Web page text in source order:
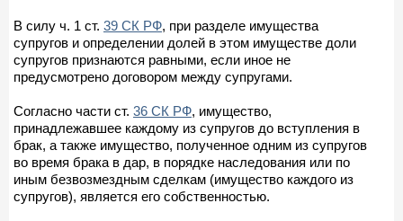
В силу ч. 1 ст. 39 СК РФ, при разделе имущества
супругов и определении долей в этом имуществе доли
супругов признаются равными, если иное не
предусмотрено договором между супругами.
Согласно части ст. 36 СК РФ, имущество,
принадлежавшее каждому из супругов до вступления в
брак, а также имущество, полученное одним из супругов
во время брака в дар, в порядке наследования или по
иным безвозмездным сделкам (имущество каждого из
супругов), является его собственностью.